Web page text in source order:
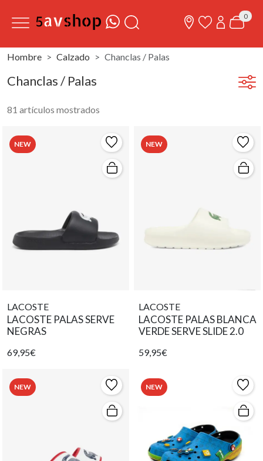
0
Hombre Calzado Chanclas / Palas
Chanclas / Palas
81 artículos mostrados
NEW
LACOSTE
LACOSTE PALAS SERVE
NEGRAS
69,95€
NEW
LACOSTE
LACOSTE PALAS BLANCA
VERDE SERVE SLIDE 2.0
59,95€
NEW NEW